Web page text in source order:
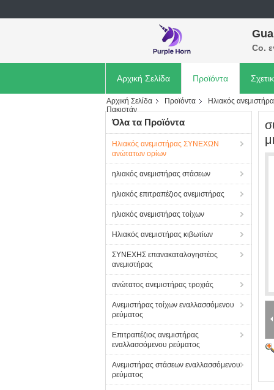
Co.
Αρχική Σελίδα Προϊόντα
Αρχική Σελίδα Προϊόντα Ηλιακός
Πακιστάν
Όλα τα Προϊόντα
Ηλιακός ανεμιστήρας ΣΥΝΕΧΩΝ
ανώτατων ορίων
ηλιακός ανεμιστήρας στάσεων
ηλιακός επιτραπέζιος ανεμιστήρας
ηλιακός ανεμιστήρας τοίχων
Ηλιακός ανεμιστήρας κιβωτίων
ΣΥΝΕΧΗΣ επανακαταλογηστέος
ανεμιστήρας
ανώτατος ανεμιστήρας τροχιάς
Ανεμιστήρας τοίχων εναλλασσόμενου
ρεύματος
Επιτραπέζιος ανεμιστήρας
εναλλασσόμενου ρεύματος
Ανεμιστήρας στάσεων εναλλασσόμενου
ρεύματος